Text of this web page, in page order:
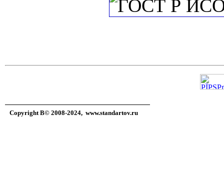
Copyright В© 2008-2024, www.standartov.ru